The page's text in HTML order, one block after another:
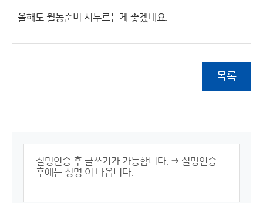
올해도 월동준비 서두르는게 좋겠네요.
목록